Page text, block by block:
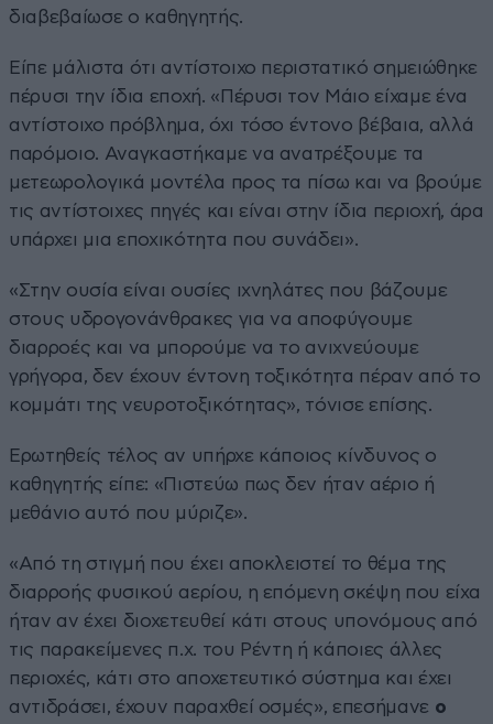
διαβεβαίωσε ο καθηγητής.
Είπε μάλιστα ότι αντίστοιχο περιστατικό σημειώθηκε
πέρυσι την ίδια εποχή. «Πέρυσι τον Μάιο είχαμε ένα
αντίστοιχο πρόβλημα, όχι τόσο έντονο βέβαια, αλλά
παρόμοιο. Αναγκαστήκαμε να ανατρέξουμε τα
μετεωρολογικά μοντέλα προς τα πίσω και να βρούμε
τις αντίστοιχες πηγές και είναι στην ίδια περιοχή, άρα
υπάρχει μια εποχικότητα που συνάδει».
«Στην ουσία είναι ουσίες ιχνηλάτες που βάζουμε
στους υδρογονάνθρακες για να αποφύγουμε
διαρροές και να μπορούμε να το ανιχνεύουμε
γρήγορα, δεν έχουν έντονη τοξικότητα πέραν από το
κομμάτι της νευροτοξικότητας», τόνισε επίσης.
Ερωτηθείς τέλος αν υπήρχε κάποιος κίνδυνος ο
καθηγητής είπε: «Πιστεύω πως δεν ήταν αέριο ή
μεθάνιο αυτό που μύριζε».
«Από τη στιγμή που έχει αποκλειστεί το θέμα της
διαρροής φυσικού αερίου, η επόμενη σκέψη που είχα
ήταν αν έχει διοχετευθεί κάτι στους υπονόμους από
τις παρακείμενες π.χ. του Ρέντη ή κάποιες άλλες
περιοχές, κάτι στο αποχετευτικό σύστημα και έχει
αντιδράσει, έχουν παραχθεί οσμές», επεσήμανε ο